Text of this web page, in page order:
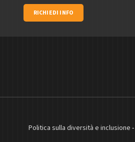
RICHIEDI INFO
Politica sulla diversità e inclusione -